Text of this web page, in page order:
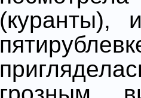
(куранты),